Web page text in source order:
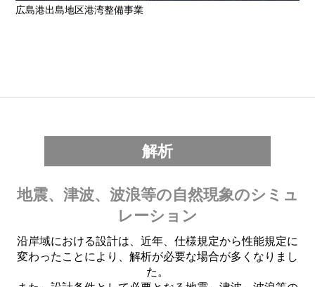
広島港出島地区港湾整備事業
解析
地震、津波、波浪等の自然現象のシミュ
レーション
沿岸域における設計は、近年、仕様規定から性能規定に
変わったことにより、解析が必要な場合が多くなりまし
た。